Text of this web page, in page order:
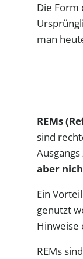
Die Form
man
REMs
sind
aber
Ein
genutzt
Hinweise
REMs